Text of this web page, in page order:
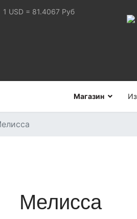
1 USD = 81.4067 Руб
Магазин
Мелисса